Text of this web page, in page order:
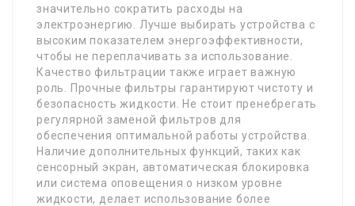
значительно сократить расходы на
электроэнергию. Лучше выбирать устройства с
высоким показателем энергоэффективности,
чтобы не переплачивать за использование.
Качество фильтрации также играет важную
роль. Прочные фильтры гарантируют чистоту и
безопасность жидкости. Не стоит пренебрегать
регулярной заменой фильтров для
обеспечения оптимальной работы устройства.
Наличие дополнительных функций, таких как
сенсорный экран, автоматическая блокировка
или система оповещения о низком уровне
жидкости, делает использование более